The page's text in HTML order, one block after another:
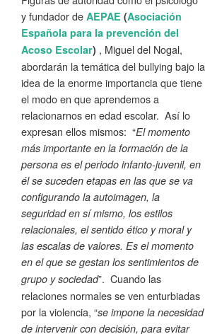
y fundador de AEPAE (Asociación
Española para la prevención del
Acoso Escolar) , Miguel del Nogal,
abordarán la temática del bullying bajo la
idea de la enorme importancia que tiene
el modo en que aprendemos a
relacionarnos en edad escolar. Así lo
expresan ellos mismos: “El momento
más importante en la formación de la
persona es el periodo infanto-juvenil, en
él se suceden etapas en las que se va
configurando la autoimagen, la
seguridad en sí mismo, los estilos
relacionales, el sentido ético y moral y
las escalas de valores. Es el momento
en el que se gestan los sentimientos de
grupo y sociedad”. Cuando las
relaciones normales se ven enturbiadas
por la violencia, “se impone la necesidad
de intervenir con decisión, para evitar